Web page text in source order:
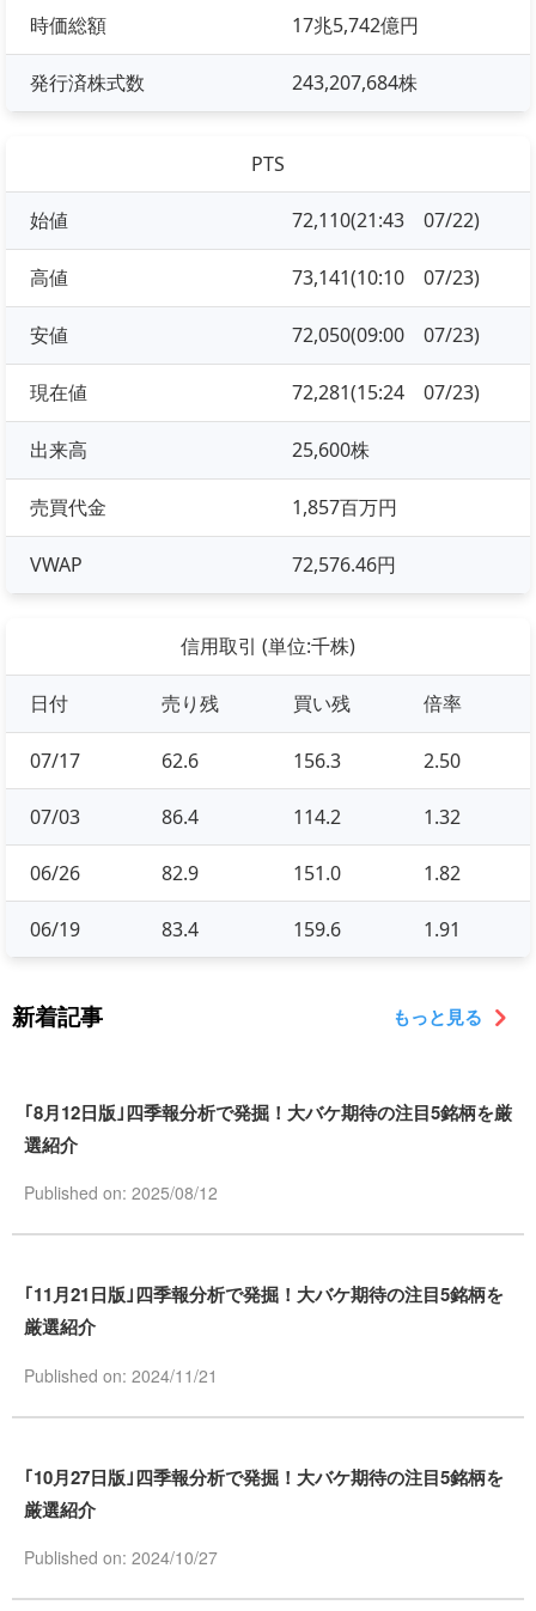
時価総額 17兆5,742億円
発行済株式数 243,207,684株
PTS
始値 72,110(21:43 07/22)
高値 73,141(10:10 07/23)
安値 72,050(09:00 07/23)
現在値 72,281(15:24 07/23)
出来高 25,600株
売買代金 1,857百万円
VWAP 72,576.46円
信用取引 (単位:千株)
日付 売り残 買い残 倍率
07/17 62.6 156.3 2.50
07/03 86.4 114.2 1.32
06/26 82.9 151.0 1.82
06/19 83.4 159.6 1.91
新着記事 もっと見る
｢8月12日版｣四季報分析で発掘！大バケ期待の注目5銘柄を厳
選紹介
Published on: 2025/08/12
｢11月21日版｣四季報分析で発掘！大バケ期待の注目5銘柄を
厳選紹介
Published on: 2024/11/21
｢10月27日版｣四季報分析で発掘！大バケ期待の注目5銘柄を
厳選紹介
Published on: 2024/10/27